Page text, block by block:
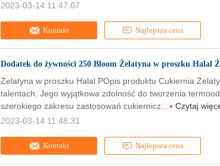
Kontakt Najlepsza cena
2023-03-14 11:47:07
Dodatek do żywności 250 Bloom Żelatyna w proszku Halal
Kontakt Najlepsza cena
Żelatyna w proszku Halal POpis produktu Cukiernia
talentach. Jego wyjątkowa zdolność do tworzenia
szerokiego zakresu zastosowań cukiernicz...
Czytaj
2023-03-14 11:48:31